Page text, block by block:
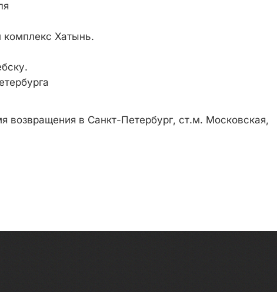
Хатынь.
возвращения в Санкт-Петербург, ст.м. Московская,